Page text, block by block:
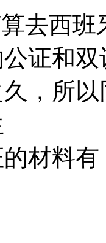
去西
证和
，所
材料有